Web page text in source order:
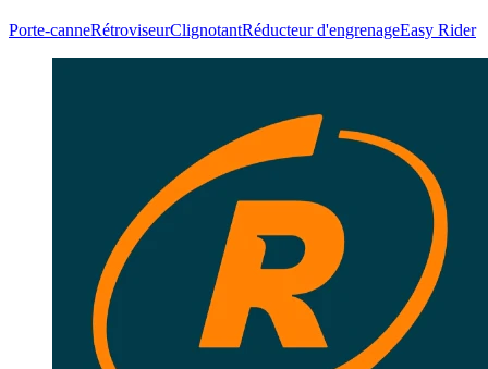
Porte-canneRétroviseurClignotantRéducteur d'engrenageEasy Rider